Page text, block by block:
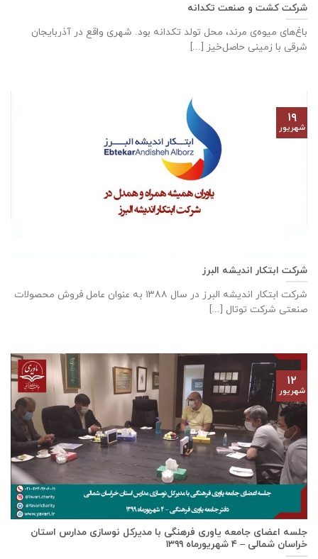
شرکت کشت و صنعت تکدانه
باغ‌های میوه‌ی مرند، محل تولد تکدانه بود. شهری واقع در آذربایجان
شرقی با زمینی حاصل‌خیز [...]
شرکت ابتکار اندیشه البرز
شركت ابتكار اندیشه البرز در سال ١٣٨٨ به عنوان عامل فروش محصولات
صنعتی شركت توتال [...]
۱۹
شهریور
جلسه اعضای جامعه ياوری فرهنگی با مدیركل نوسازی مدارس استان
خراسان شمالی – ٤ شهریورماه ۱۳۹۹
۱۲
شهریور